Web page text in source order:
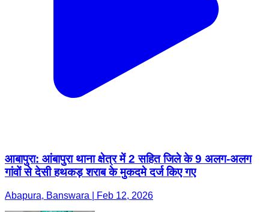
आबापुरा: आंबापुरा थाना क्षेत्र में 2 सहित जिले के 9 अलग-अलग
गांवों से देसी हथकड़ शराब के मुकदमे दर्ज किए गए
Abapura, Banswara | Feb 12, 2026